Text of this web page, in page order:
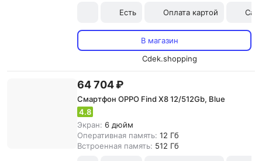
Есть Оплата картой
В магазин
Cdek.shopping
64 704 ₽
Смартфон OPPO Find X8 12/512Gb, Blue
4.8
Экран: 6 дюйм
Оперативная память: 12 Гб
Встроенная память: 512 Гб